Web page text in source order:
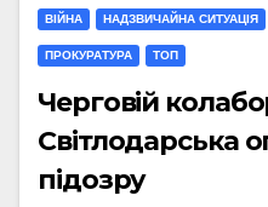
ВІЙНА НАДЗВИЧАЙНА СИТУАЦІЯ
ПРОКУРАТУРА ТОП
Черговій
Світлодарська
підозру